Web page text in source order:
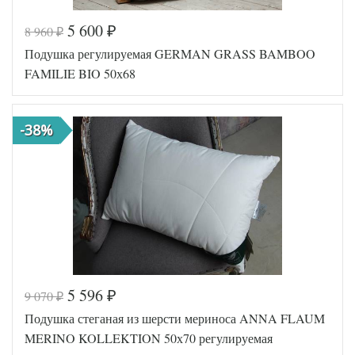
Код товара
Артикул
HH-08700
Плотность
Регулируемая
подушки
70х70
Наполнитель
Полиэфирное
волокно
Тенсел-
Хлопок
Производитель
Flaum Home
Код товара
Артикул
GG-FB-3210
Плотность
Регулируемая
8 960₽ 5 600 ₽
Подушка регулируемая GERMAN GRASS BAMBOO
FAMILIE BIO 50х68
-38%
9 070₽ 5 596 ₽
Подушка стеганая из шерсти мериноса ANNA FLAUM
MERINO KOLLEKTION 50х70 регулируемая